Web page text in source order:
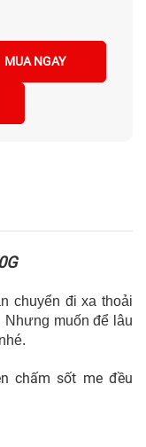
MUA NGAY
chuyển đi xa thoải
muốn để lâu
chấm sốt me đều